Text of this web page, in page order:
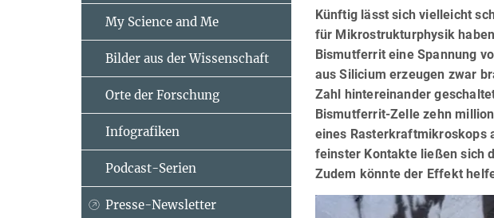
Künftig lässt sich vielleicht
für Mikrostrukturphysik
Bismutferrit eine Spannung
aus Silicium erzeugen zwar
Zahl hintereinander
Bismutferrit-Zelle zehn
eines Rasterkraftmikroskops
feinster Kontakte ließen sich
Zudem könnte der Effekt
My Science and Me
Bilder aus der Wissenschaft
Orte der Forschung
Infografiken
Podcast-Serien
Presse-Newsletter